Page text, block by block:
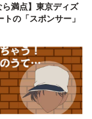
ら満点】東京ディズ
トの「スポンサー」